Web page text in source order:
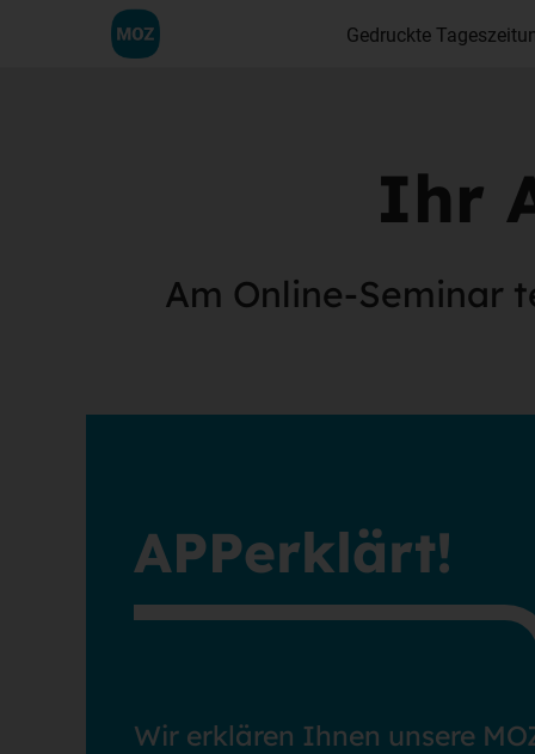
Gedruckte
Ihr
Am Online-Seminar
APPerklärt!
Wir erklären Ihnen unsere